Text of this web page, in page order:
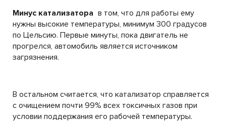
Минус катализатора в том, что для работы ему
нужны высокие температуры, минимум 300 градусов
по Цельсию. Первые минуты, пока двигатель не
прогрелся, автомобиль является источником
загрязнения.
В остальном считается, что катализатор справляется
с очищением почти 99% всех токсичных газов при
условии поддержания его рабочей температуры.